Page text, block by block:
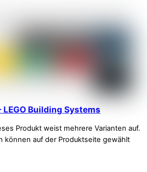
Building Systems
Produkt weist mehrere Varianten auf.
können auf der Produktseite gewählt